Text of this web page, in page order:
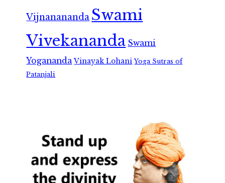
Vijnanananda Swami
Vivekananda Swami
Yogananda Vinayak Lohani Yoga Sutras of
Patanjali